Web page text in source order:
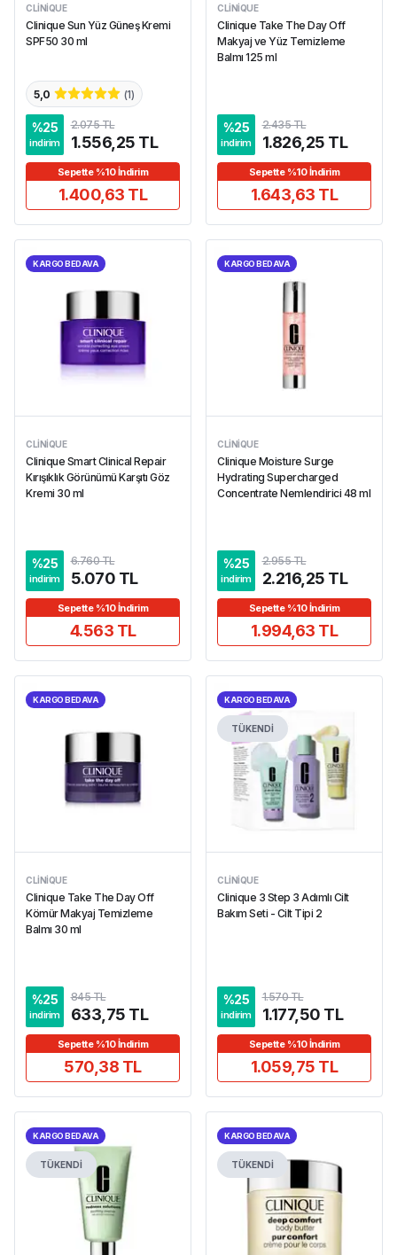
CLINIQUE
Clinique Sun Yüz Güneş Kremi
SPF50 30 ml
5,0 (1)
%25
indirim
2.075 TL
1.556,25 TL
Sepette %10 İndirim
1.400,63 TL
CLINIQUE
Clinique Take The Day Off
Makyaj ve Yüz Temizleme
Balmı 125 ml
%25
indirim
2.435 TL
1.826,25 TL
Sepette %10 İndirim
1.643,63 TL
KARGO BEDAVA
CLINIQUE
Clinique Smart Clinical Repair
Kırışıklık Görünümü Karşıtı Göz
Kremi 30 ml
%25
indirim
6.760 TL
5.070 TL
Sepette %10 İndirim
4.563 TL
KARGO BEDAVA
CLINIQUE
Clinique Moisture Surge
Hydrating Supercharged
Concentrate Nemlendirici 48 ml
%25
indirim
2.955 TL
2.216,25 TL
Sepette %10 İndirim
1.994,63 TL
KARGO BEDAVA
CLINIQUE
Clinique Take The Day Off
Kömür Makyaj Temizleme
Balmı 30 ml
%25
indirim
845 TL
633,75 TL
Sepette %10 İndirim
570,38 TL
KARGO BEDAVA
TÜKENDİ
CLINIQUE
Clinique 3 Step 3 Adımlı Cilt
Bakım Seti - Cilt Tipi 2
%25
indirim
1.570 TL
1.177,50 TL
Sepette %10 İndirim
1.059,75 TL
KARGO BEDAVA
TÜKENDİ
KARGO BEDAVA
TÜKENDİ